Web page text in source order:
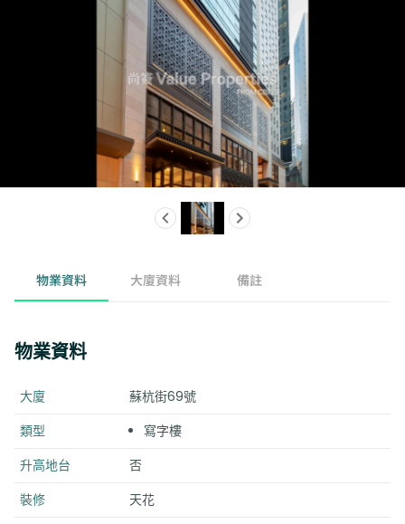
物業資料 大廈資料 備註
物業資料
大廈
蘇杭街69號
類型
寫字樓
升高地台
否
裝修
天花